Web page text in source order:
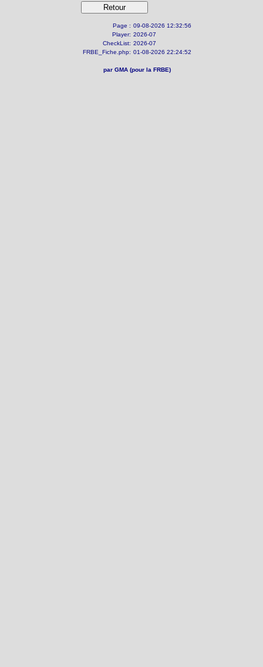
Page : 09-08-2026 12:32:56
Player: 2026-07
CheckList: 2026-07
FRBE_Fiche.php: 01-08-2026 22:24:52
par GMA (pour la FRBE)